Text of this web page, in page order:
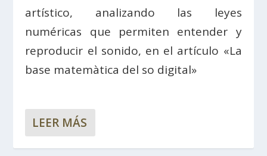
artístico, analizando las leyes
numéricas que permiten entender y
reproducir el sonido, en el artículo «La
base matemàtica del so digital»
LEER MÁS